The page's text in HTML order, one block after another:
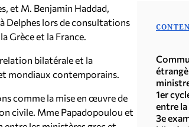
et M. Benjamin Haddad,
Delphes lors de consultations
Grèce et la France.
bilatérale et la
mondiaux contemporains.
comme la mise en œuvre de
civile. Mme Papadopoulou et
de la
2026)
1er
entre la
3e